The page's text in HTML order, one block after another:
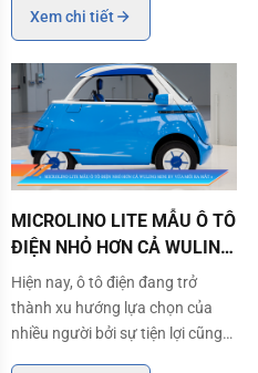
đang mở cửa cho cơ hội hợp tác
và hiện tại, Henvvei Việt Nam
đang tìm kiếm đối tác đại lý. Nếu
bạn là người đam mê trong lĩnh
vực nâng
Xem chi tiết
MICROLINO LITE MẪU Ô TÔ
ĐIỆN NHỎ HƠN CẢ WULING
MINI EV VỪA MỚI RA MẮT
Hiện nay, ô tô điện đang trở
thành xu hướng lựa chọn của
nhiều người bởi sự tiện lợi cũng